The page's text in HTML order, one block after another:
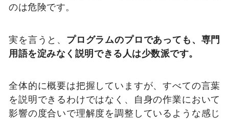
のは危険です。
実を言うと、 プログラムのプロであっても、専門
用語を淀みなく説明できる人は少数派です。
全体的に概要は把握していますが、すべての言葉
を説明できるわけではなく、自身の作業において
影響の度合いで理解度を調整しているような感じ